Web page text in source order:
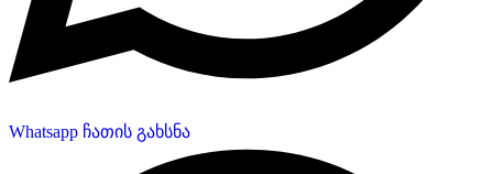
Whatsapp ჩათის გახსნა